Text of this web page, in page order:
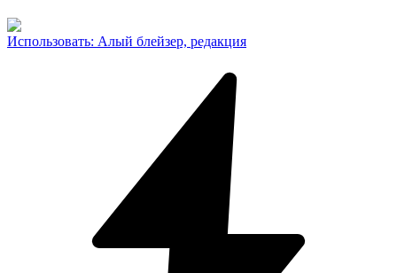
Использовать: Алый блейзер, редакция